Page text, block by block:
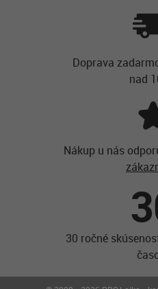
Doprava
nad
Nákup u nás
30 ročné